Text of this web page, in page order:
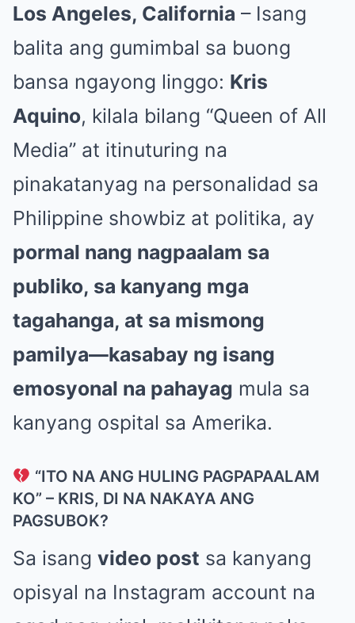
Los Angeles, California – Isang
balita ang gumimbal sa buong
bansa ngayong linggo: Kris
Aquino, kilala bilang “Queen of All
Media” at itinuturing na
pinakatanyag na personalidad sa
Philippine showbiz at politika, ay
pormal nang nagpaalam sa
publiko, sa kanyang mga
tagahanga, at sa mismong
pamilya—kasabay ng isang
emosyonal na pahayag mula sa
kanyang ospital sa Amerika.
“ITO NA ANG HULING PAGPAPAALAM
KO” – KRIS, DI NA NAKAYA ANG
PAGSUBOK?
Sa isang video post sa kanyang
opisyal na Instagram account na